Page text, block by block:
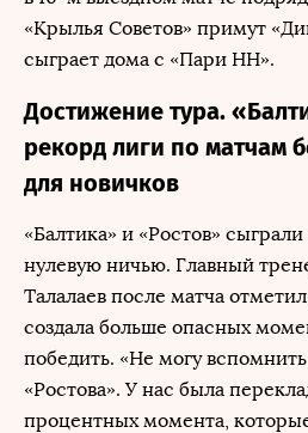
«Крылья Советов» примут
сыграет дома с «Пари НН».
Достижение тура.
рекорд лиги по матчам
для новичков
«Балтика» и «Ростов»
нулевую ничью. Главный
Талалаев после матча
создала больше опасных
победить. «Не могу
«Ростова». У нас была
процентных момента,